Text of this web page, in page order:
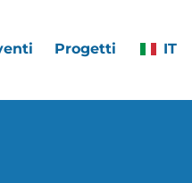
Progetti IT